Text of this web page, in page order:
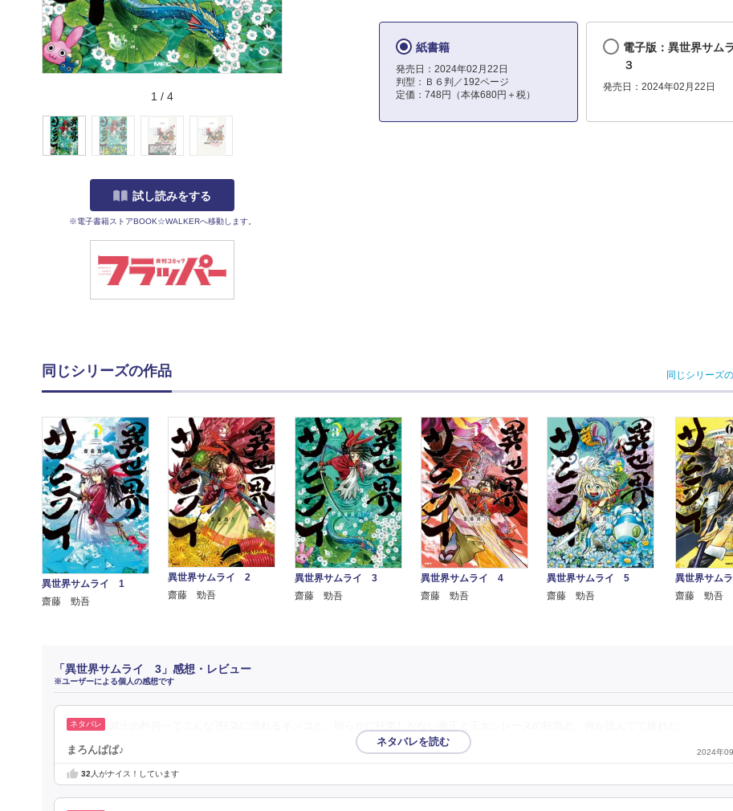
1 / 4
試し読みをする
※電子書籍ストアBOOK☆WALKERへ移動します。
紙書籍
発売日：2024年02月22日
判型：Ｂ６判／192ページ
定価：748円（本体680円＋税）
電子版：異世界サム
３
発売日：2024年02月22日
同じシリーズの作品 同じシリーズ
異世界サムライ 1
齋藤 勁吾
異世界サムライ 2
齋藤 勁吾
異世界サムライ 3
齋藤 勁吾
異世界サムライ 4
齋藤 勁吾
異世界サムライ 5
齋藤 勁吾
異世界サム
齋藤 勁吾
「異世界サムライ 3」感想・レビュー
※ユーザーによる個人の感想です
まろんぱぱ♪ 2024年
32 人がナイス！しています